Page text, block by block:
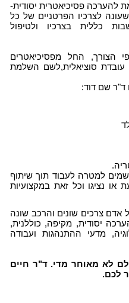
להערכה פסיכיאטרית יסודית-
לצרכיו הפרטניים של כל
כללית בצרכיו ולטיפול
הצורך, החל מפסיכיאטרים
עובדת סוציאלית,לשם השלמת
ד"ר שם דוד:
למטרה לעבוד תוך שיתוף
נציגו וכל זאת במקצועיות
צרכים שונים והרכב שונה
יסודית, מקיפה, כוללנית,
מדעי ההתנהגות ועבודה
לא מאוחר מדי. ד"ר חיים
לכם.